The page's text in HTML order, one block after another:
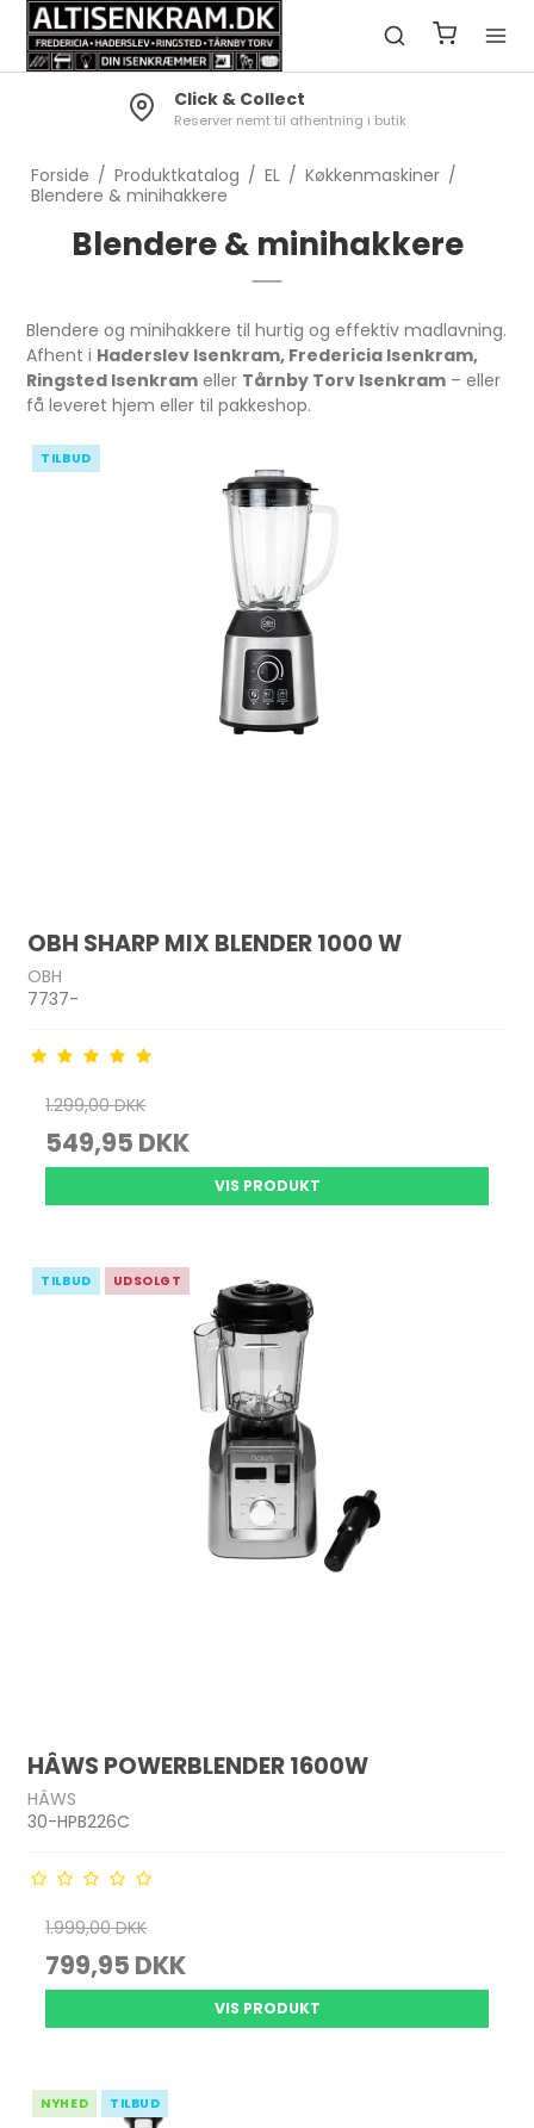
Click & Collect
Reserver nemt til afhentning i butik
Forside / Produktkatalog / EL / Køkkenmaskiner /
Blendere & minihakkere
Blendere & minihakkere
Blendere og minihakkere til hurtig og effektiv madlavning.
Afhent i Haderslev Isenkram, Fredericia Isenkram,
Ringsted Isenkram eller Tårnby Torv Isenkram – eller
få leveret hjem eller til pakkeshop.
TILBUD
OBH SHARP MIX BLENDER 1000 W
OBH
7737-
1.299,00 DKK
549,95 DKK
VIS PRODUKT
TILBUD UDSOLGT
HÂWS POWERBLENDER 1600W
HÂWS
30-HPB226C
1.999,00 DKK
799,95 DKK
VIS PRODUKT
NYHED TILBUD